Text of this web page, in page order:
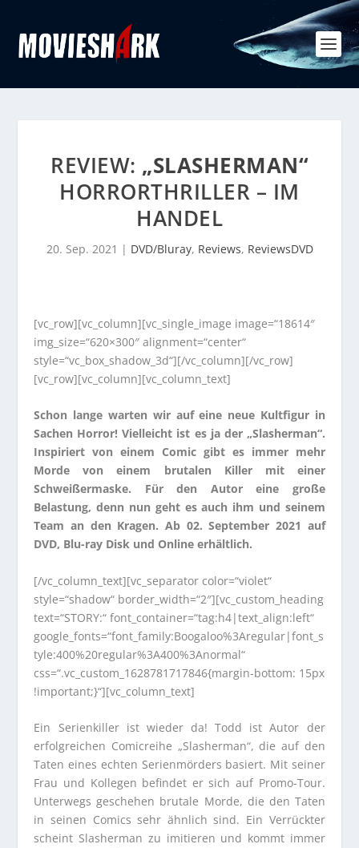
REVIEW: „SLASHERMAN“
HORRORTHRILLER – IM
HANDEL
20. Sep. 2021 | DVD/Bluray, Reviews, ReviewsDVD
[vc_row][vc_column][vc_single_image image=“18614″
img_size=“620×300″ alignment=“center“
style=“vc_box_shadow_3d“][/vc_column][/vc_row]
[vc_row][vc_column][vc_column_text]
Schon lange warten wir auf eine neue Kultfigur in
Sachen Horror! Vielleicht ist es ja der „Slasherman“.
Inspiriert von einem Comic gibt es immer mehr
Morde von einem brutalen Killer mit einer
Schweißermaske. Für den Autor eine große
Belastung, denn nun geht es auch ihm und seinem
Team an den Kragen. Ab 02. September 2021 auf
DVD, Blu-ray Disk und Online erhältlich.
[/vc_column_text][vc_separator color=“violet“
style=“shadow“ border_width=“2″][vc_custom_heading
text=“STORY:“ font_container=“tag:h4|text_align:left“
google_fonts=“font_family:Boogaloo%3Aregular|font_s
tyle:400%20regular%3A400%3Anormal“
css=“.vc_custom_1628781717846{margin-bottom: 15px
!important;}“][vc_column_text]
Ein Serienkiller ist wieder da! Todd ist Autor der
erfolgreichen Comicreihe „Slasherman“, die auf den
Taten eines echten Serienmörders basiert. Mit seiner
Frau und Kollegen befindet er sich auf Promo-Tour.
Unterwegs geschehen brutale Morde, die den Taten
in seinen Comics sehr ähnlich sind. Ein Verrückter
scheint Slasherman zu imitieren und kommt immer